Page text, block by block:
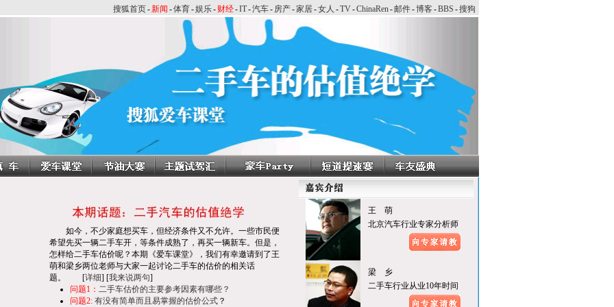
搜狐首页-新闻 -体育-娱乐- 财经-IT-汽车- 房产-家居-女人 -TV-ChinaRen-邮件-博客-BBS -搜狗
如今，不少家庭想买车，但经济条件又不允许。一些市民便
希望先买一辆二手车开，等条件成熟了，再买一辆新车。但是，
怎样给二手车估价呢？本期《爱车课堂》，我们有幸邀请到了王
萌和梁乡两位老师与大家一起讨论二手车的估价的相关话
题。 [详细] [我来说两句]
问题1： 二手车估价的主要参考因素有哪些？
问题2: 有没有简单而且易掌握的估价公式 ？
王 萌
北京汽车行业专家分析师
梁 乡
二手车行业从业10年时间